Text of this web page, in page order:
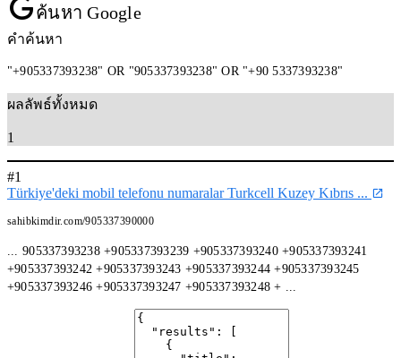
ค้นหา Google
คำค้นหา
"+905337393238" OR "905337393238" OR "+90 5337393238"
ผลลัพธ์ทั้งหมด
1
#1
Türkiye'deki mobil telefonu numaralar Turkcell Kuzey Kıbrıs ...
sahibkimdir.com/905337390000
... 905337393238 +905337393239 +905337393240 +905337393241
+905337393242 +905337393243 +905337393244 +905337393245
+905337393246 +905337393247 +905337393248 + ...